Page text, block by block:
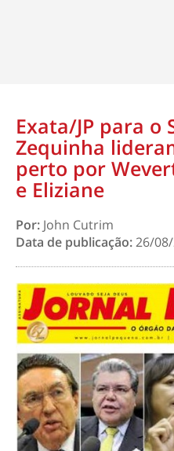
Exata/JP para o
Zequinha
perto por
e Eliziane
Por: John Cutrim
Data de publicação:26/